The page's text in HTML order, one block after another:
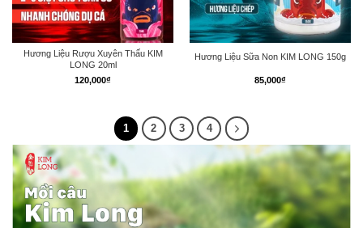
Hương Liệu Rượu Xuyên Thấu KIM
LONG 20ml
120,000₫
Hương Liệu Sữa Non KIM LONG 150g
85,000₫
1 2 3 4